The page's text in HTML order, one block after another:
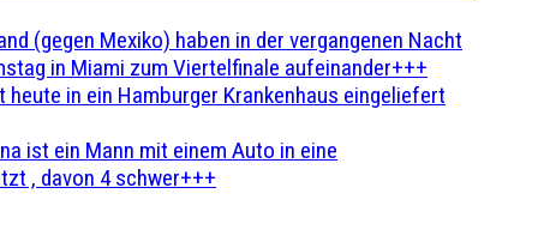
(gegen Mexiko) haben in der vergangenen Nacht
in Miami zum Viertelfinale aufeinander+++
in ein Hamburger Krankenhaus eingeliefert
ist ein Mann mit einem Auto in eine
, davon 4 schwer+++